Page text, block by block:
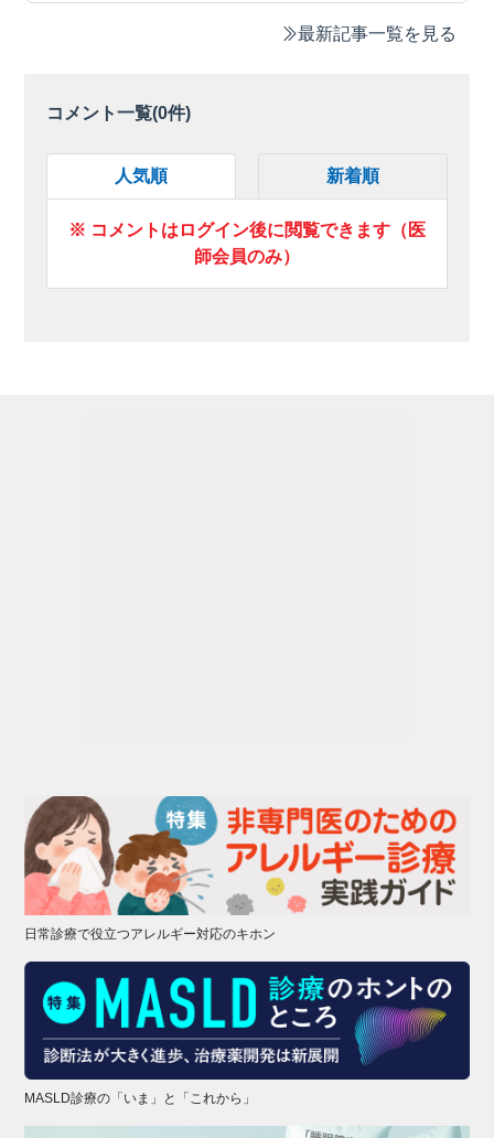
最新記事一覧を見る
コメント一覧(0件)
人気順 新着順
※ コメントはログイン後に閲覧できます（医
師会員のみ）
日常診療で役立つアレルギー対応のキホン
MASLD診療の「いま」と「これから」